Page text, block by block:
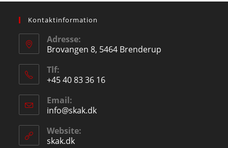
Kontaktinformation
Adresse:
Brovangen 8, 5464 Brenderup
Tlf:
+45 40 83 36 16
Email:
info@skak.dk
Website:
skak.dk